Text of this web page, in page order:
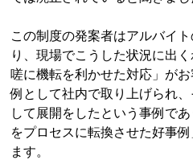
この制度の発案者はアルバイ
り、現場でこうした状況に出
嗟に機転を利かせた対応」が
例として社内で取り上げられ
して展開をしたという事例で
をプロセスに転換させた好事
ます。